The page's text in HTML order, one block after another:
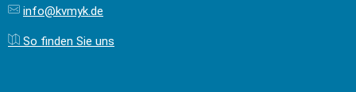
info@kvmyk.de
So finden Sie uns